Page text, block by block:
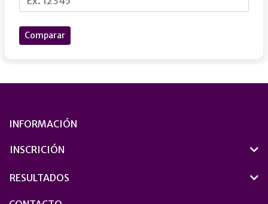
Comparar
INFORMACIÓN
INSCRICIÓN
RESULTADOS